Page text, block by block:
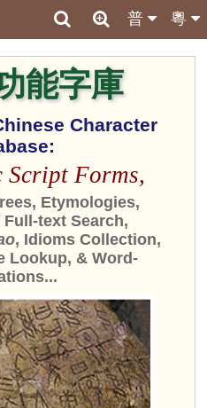
粵
普
能字庫
Character
Script Forms,
Etymologies,
Full-text Search,
, Idioms Collection,
Lookup, & Word-